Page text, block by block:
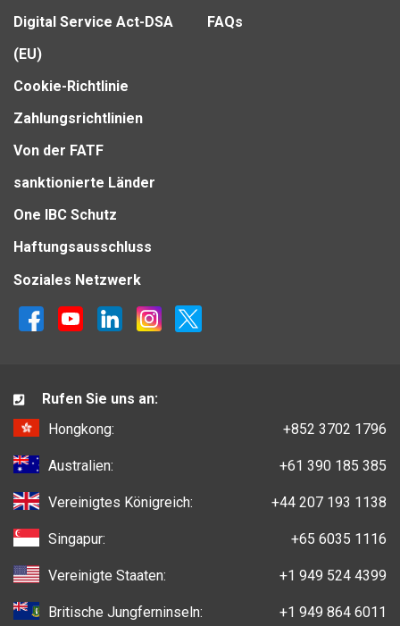
Digital Service Act-DSA
(EU)
Cookie-Richtlinie
Zahlungsrichtlinien
Von der FATF
sanktionierte Länder
One IBC Schutz
Haftungsausschluss
FAQs
Soziales Netzwerk
Rufen Sie uns an:
Hongkong:
+852 3702 1796
Australien: +61 390 185 385
Vereinigtes Königreich: +44 207 193 1138
Singapur: +65 6035 1116
Vereinigte Staaten: +1 949 524 4399
Britische Jungferninseln: +1 949 864 6011